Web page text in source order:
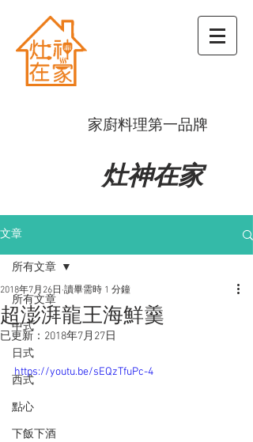
​家廚料理第一品牌
灶神在家
文章
所有文章
中式
日式
西式
點心
下飯下酒
所有文章
超澎湃龍王海鮮羹
2018年7月26日 讀畢需時 1 分鐘
已更新： 2018年7月27日
https://youtu.be/sEQzTfuPc-4